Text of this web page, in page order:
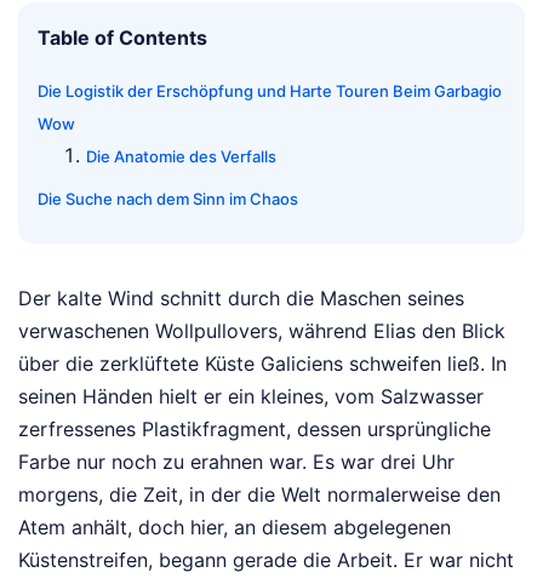
Table of Contents
Die Logistik der Erschöpfung und Harte Touren Beim Garbagio
Wow
Die Anatomie des Verfalls
Die Suche nach dem Sinn im Chaos
Der kalte Wind schnitt durch die Maschen seines
verwaschenen Wollpullovers, während Elias den Blick
über die zerklüftete Küste Galiciens schweifen ließ. In
seinen Händen hielt er ein kleines, vom Salzwasser
zerfressenes Plastikfragment, dessen ursprüngliche
Farbe nur noch zu erahnen war. Es war drei Uhr
morgens, die Zeit, in der die Welt normalerweise den
Atem anhält, doch hier, an diesem abgelegenen
Küstenstreifen, begann gerade die Arbeit. Er war nicht